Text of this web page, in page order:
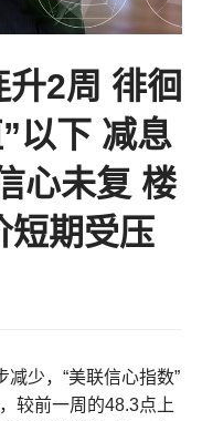
2周 徘徊
以下 减息
心未复 楼
短期受压
少，“美联信心指数”
较前一周的48.3点上